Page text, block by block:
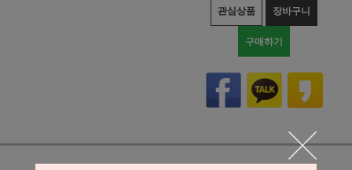
관심상품 장바구니
구매하기